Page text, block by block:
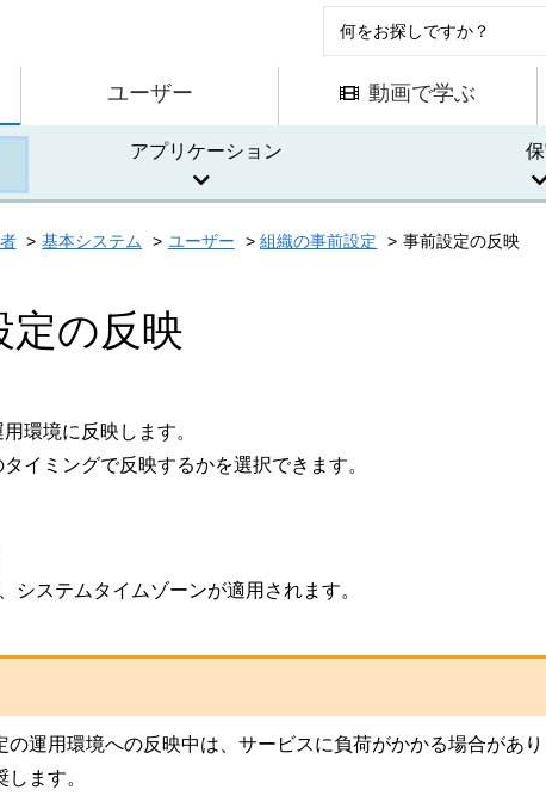
ユーザー 動画で学ぶ
アプリケーション
基本システム ユーザー 組織の事前設定 事前設定の反映
定の反映
環境に反映します。
イミングで反映するかを選択できます。
システムタイムゾーンが適用されます。
の運用環境への反映中は、サービスに負荷がかかる場合があ
します。